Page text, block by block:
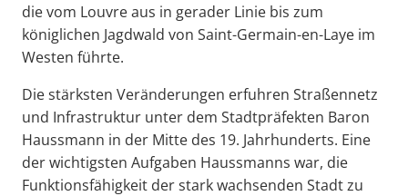
die vom Louvre aus in gerader Linie bis zum
königlichen Jagdwald von Saint-Germain-en-Laye im
Westen führte.
Die stärksten Veränderungen erfuhren Straßennetz
und Infrastruktur unter dem Stadtpräfekten Baron
Haussmann in der Mitte des 19. Jahrhunderts. Eine
der wichtigsten Aufgaben Haussmanns war, die
Funktionsfähigkeit der stark wachsenden Stadt zu